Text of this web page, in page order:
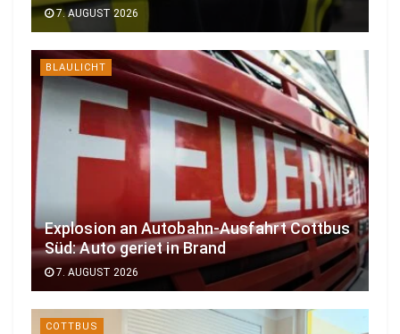
7. AUGUST 2026
BLAULICHT
Explosion an Autobahn-Ausfahrt Cottbus
Süd: Auto geriet in Brand
7. AUGUST 2026
COTTBUS